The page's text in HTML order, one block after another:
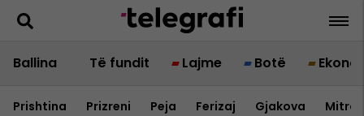
Ballina Të fundit Lajme Botë
Prishtina Prizreni Peja Ferizaj Gjakova